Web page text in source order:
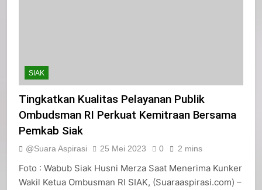
SIAK
Tingkatkan Kualitas Pelayanan Publik
Ombudsman RI Perkuat Kemitraan Bersama
Pemkab Siak
@Suara Aspirasi 25 Mei 2023 0 2 mins
Foto : Wabub Siak Husni Merza Saat Menerima Kunker
Wakil Ketua Ombusman RI SIAK, (Suaraaspirasi.com) –